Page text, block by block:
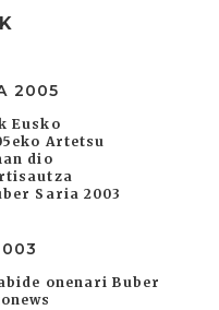
2005
Eusko
Artetsu
dio
Saria 2003
onenari Buber